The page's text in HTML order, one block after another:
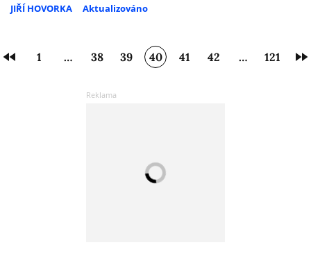
JIŘÍ HOVORKA Aktualizováno
1 … 38 39 40 41 42 … 121